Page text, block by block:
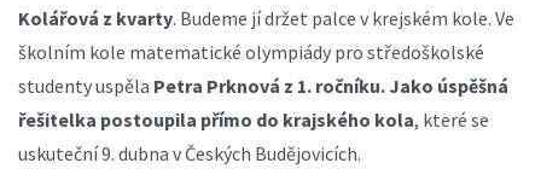
Kolářová z kvarty. Budeme jí držet palce v krejském kole. Ve
školním kole matematické olympiády pro středoškolské
studenty uspěla Petra Prknová z 1. ročníku. Jako úspěšná
řešitelka postoupila přímo do krajského kola, které se
uskuteční 9. dubna v Českých Budějovicích.